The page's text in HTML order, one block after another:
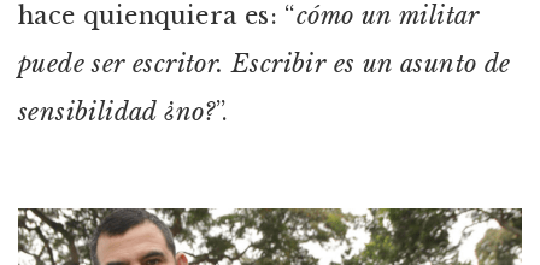
hace quienquiera es: “cómo un militar
puede ser escritor. Escribir es un asunto de
sensibilidad ¿no?”.